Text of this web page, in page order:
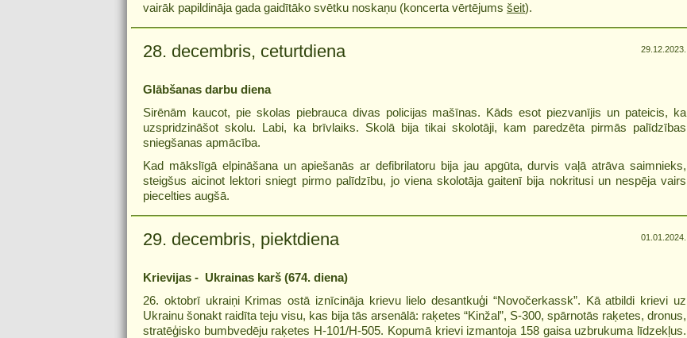
vairāk papildināja gada gaidītāko svētku noskaņu (koncerta vērtējums šeit).
28. decembris, ceturtdiena 29.12.2023.
Glābšanas darbu diena
Sirēnām kaucot, pie skolas piebrauca divas policijas mašīnas. Kāds esot piezvanījis un pateicis, ka
uzspridzināšot skolu. Labi, ka brīvlaiks. Skolā bija tikai skolotāji, kam paredzēta pirmās palīdzības
sniegšanas apmācība.
Kad mākslīgā elpināšana un apiešanās ar defibrilatoru bija jau apgūta, durvis vaļā atrāva saimnieks,
steigšus aicinot lektori sniegt pirmo palīdzību, jo viena skolotāja gaitenī bija nokritusi un nespēja vairs
piecelties augšā.
29. decembris, piektdiena 01.01.2024.
Krievijas - Ukrainas karš (674. diena)
26. oktobrī ukraiņi Krimas ostā iznīcināja krievu lielo desantkuģi “Novočerkassk”. Kā atbildi krievi uz
Ukrainu šonakt raidīta teju visu, kas bija tās arsenālā: raķetes “Kinžal”, S-300, spārnotās raķetes, dronus,
stratēģisko bumbvedēju raķetes H-101/H-505. Kopumā krievi izmantoja 158 gaisa uzbrukuma līdzekļus.